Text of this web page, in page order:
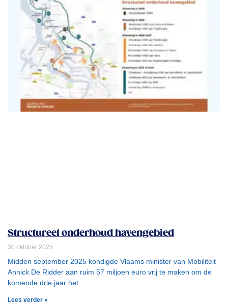
Structureel onderhoud havengebied
30 oktober 2025
Midden september 2025 kondigde Vlaams minister van Mobiliteit
Annick De Ridder aan ruim 57 miljoen euro vrij te maken om de
komende drie jaar het
Lees verder »